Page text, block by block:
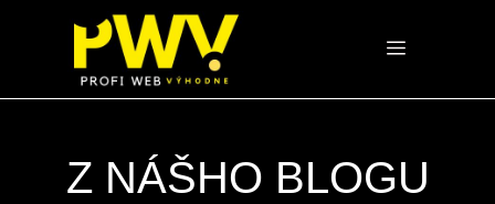
Menu
Z NÁŠHO BLOGU